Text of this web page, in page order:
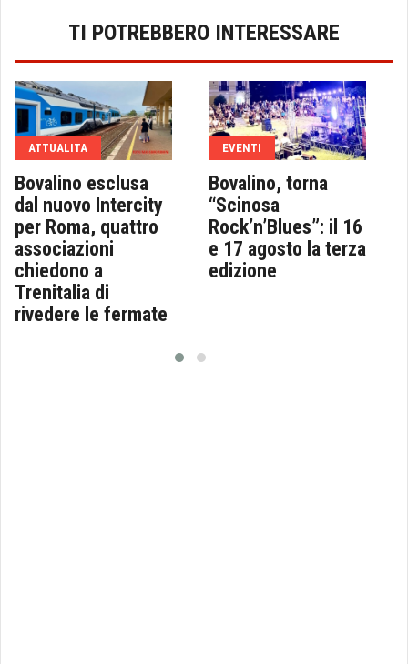
TI POTREBBERO INTERESSARE
ATTUALITA
Bovalino esclusa
dal nuovo Intercity
per Roma, quattro
associazioni
chiedono a
Trenitalia di
rivedere le fermate
EVENTI
Bovalino, torna
“Scinosa
Rock’n’Blues”: il 16
e 17 agosto la terza
edizione